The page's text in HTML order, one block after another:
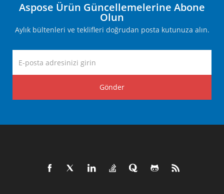
Aspose Ürün Güncellemelerine Abone
Olun
Aylık bültenleri ve teklifleri doğrudan posta kutunuza alın.
Gönder